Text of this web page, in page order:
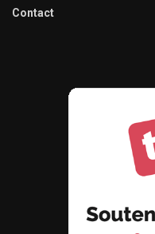
Contact